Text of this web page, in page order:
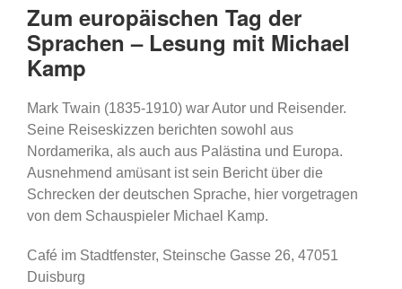
Zum europäischen Tag der
Sprachen – Lesung mit Michael
Kamp
Mark Twain (1835-1910) war Autor und Reisender.
Seine Reiseskizzen berichten sowohl aus
Nordamerika, als auch aus Palästina und Europa.
Ausnehmend amüsant ist sein Bericht über die
Schrecken der deutschen Sprache, hier vorgetragen
von dem Schauspieler Michael Kamp.
Café im Stadtfenster, Steinsche Gasse 26, 47051
Duisburg